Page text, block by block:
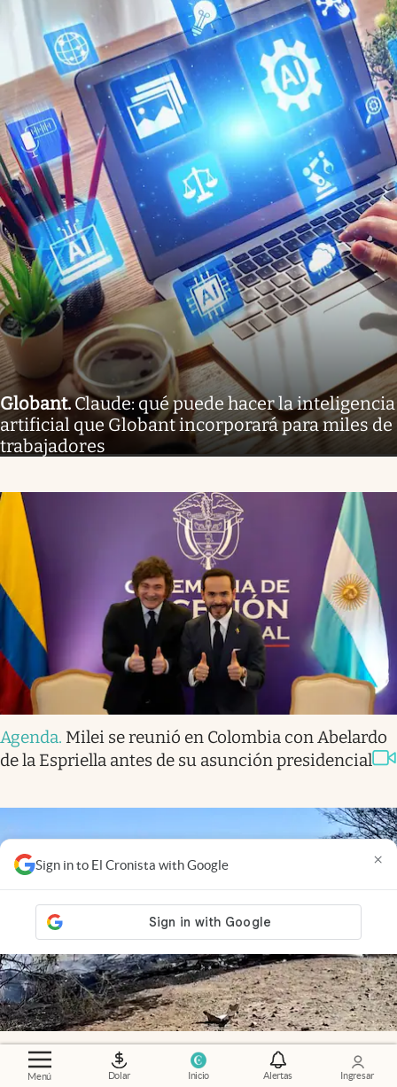
Menú Dolar Inicio Alertas Ingresar
Sign in to El Cronista with Google ×
Globant.Claude: qué puede hacer la inteligencia
artificial que Globant incorporará para miles de
trabajadores
Agenda. Milei se reunió en Colombia con Abelardo
de la Espriella antes de su asunción presidencial
Video. Tragedia en Perú: se estrelló una avioneta
turística sobre las Líneas de Nazca y murieron 13